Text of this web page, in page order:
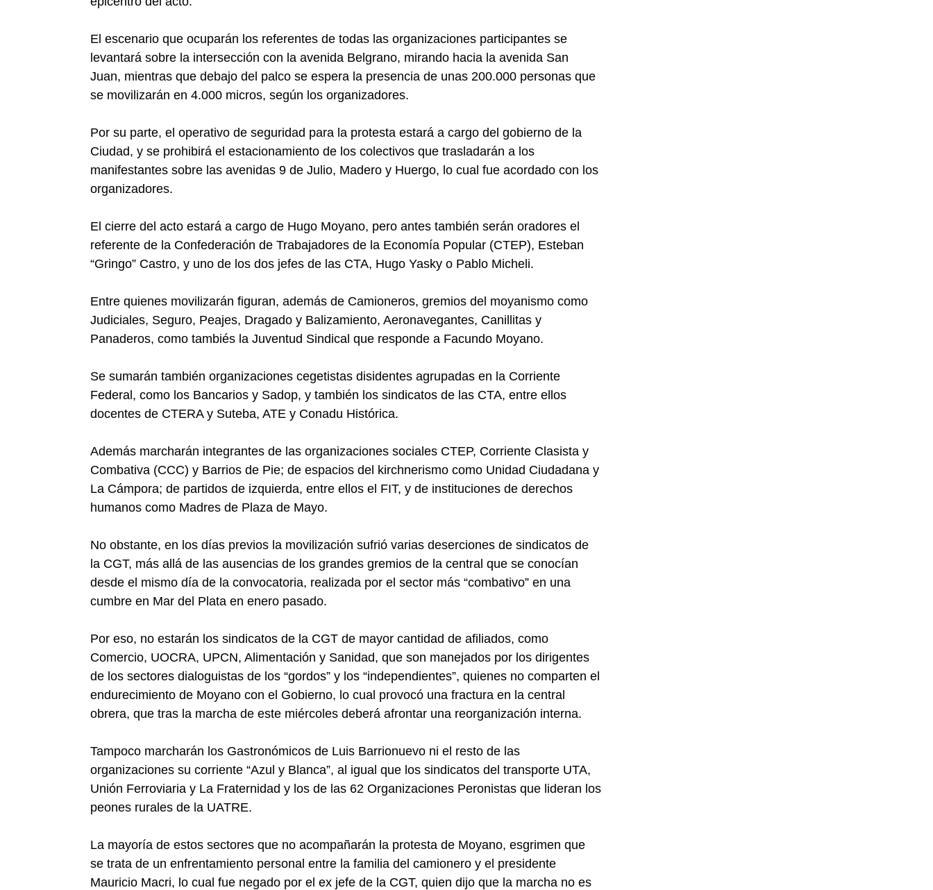
El escenario que ocuparán los referentes de todas las organizaciones participantes se
levantará sobre la intersección con la avenida Belgrano, mirando hacia la avenida San
Juan, mientras que debajo del palco se espera la presencia de unas 200.000 personas que
se movilizarán en 4.000 micros, según los organizadores.
Por su parte, el operativo de seguridad para la protesta estará a cargo del gobierno de la
Ciudad, y se prohibirá el estacionamiento de los colectivos que trasladarán a los
manifestantes sobre las avenidas 9 de Julio, Madero y Huergo, lo cual fue acordado con los
organizadores.
El cierre del acto estará a cargo de Hugo Moyano, pero antes también serán oradores el
referente de la Confederación de Trabajadores de la Economía Popular (CTEP), Esteban
“Gringo” Castro, y uno de los dos jefes de las CTA, Hugo Yasky o Pablo Micheli.
Entre quienes movilizarán figuran, además de Camioneros, gremios del moyanismo como
Judiciales, Seguro, Peajes, Dragado y Balizamiento, Aeronavegantes, Canillitas y
Panaderos, como tambiés la Juventud Sindical que responde a Facundo Moyano.
Se sumarán también organizaciones cegetistas disidentes agrupadas en la Corriente
Federal, como los Bancarios y Sadop, y también los sindicatos de las CTA, entre ellos
docentes de CTERA y Suteba, ATE y Conadu Histórica.
Además marcharán integrantes de las organizaciones sociales CTEP, Corriente Clasista y
Combativa (CCC) y Barrios de Pie; de espacios del kirchnerismo como Unidad Ciudadana y
La Cámpora; de partidos de izquierda, entre ellos el FIT, y de instituciones de derechos
humanos como Madres de Plaza de Mayo.
No obstante, en los días previos la movilización sufrió varias deserciones de sindicatos de
la CGT, más allá de las ausencias de los grandes gremios de la central que se conocían
desde el mismo día de la convocatoria, realizada por el sector más “combativo” en una
cumbre en Mar del Plata en enero pasado.
Por eso, no estarán los sindicatos de la CGT de mayor cantidad de afiliados, como
Comercio, UOCRA, UPCN, Alimentación y Sanidad, que son manejados por los dirigentes
de los sectores dialoguistas de los “gordos” y los “independientes”, quienes no comparten el
endurecimiento de Moyano con el Gobierno, lo cual provocó una fractura en la central
obrera, que tras la marcha de este miércoles deberá afrontar una reorganización interna.
Tampoco marcharán los Gastronómicos de Luis Barrionuevo ni el resto de las
organizaciones su corriente “Azul y Blanca”, al igual que los sindicatos del transporte UTA,
Unión Ferroviaria y La Fraternidad y los de las 62 Organizaciones Peronistas que lideran los
peones rurales de la UATRE.
La mayoría de estos sectores que no acompañarán la protesta de Moyano, esgrimen que
se trata de un enfrentamiento personal entre la familia del camionero y el presidente
Mauricio Macri, lo cual fue negado por el ex jefe de la CGT, quien dijo que la marcha no es